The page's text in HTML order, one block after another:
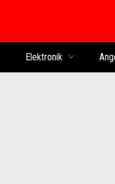
Elektronik